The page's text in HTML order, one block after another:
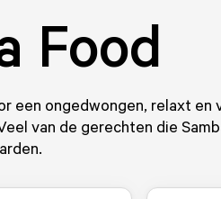
Food
een ongedwongen, relaxt en
van de gerechten die